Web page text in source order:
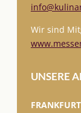
Wir sind
UNSERE